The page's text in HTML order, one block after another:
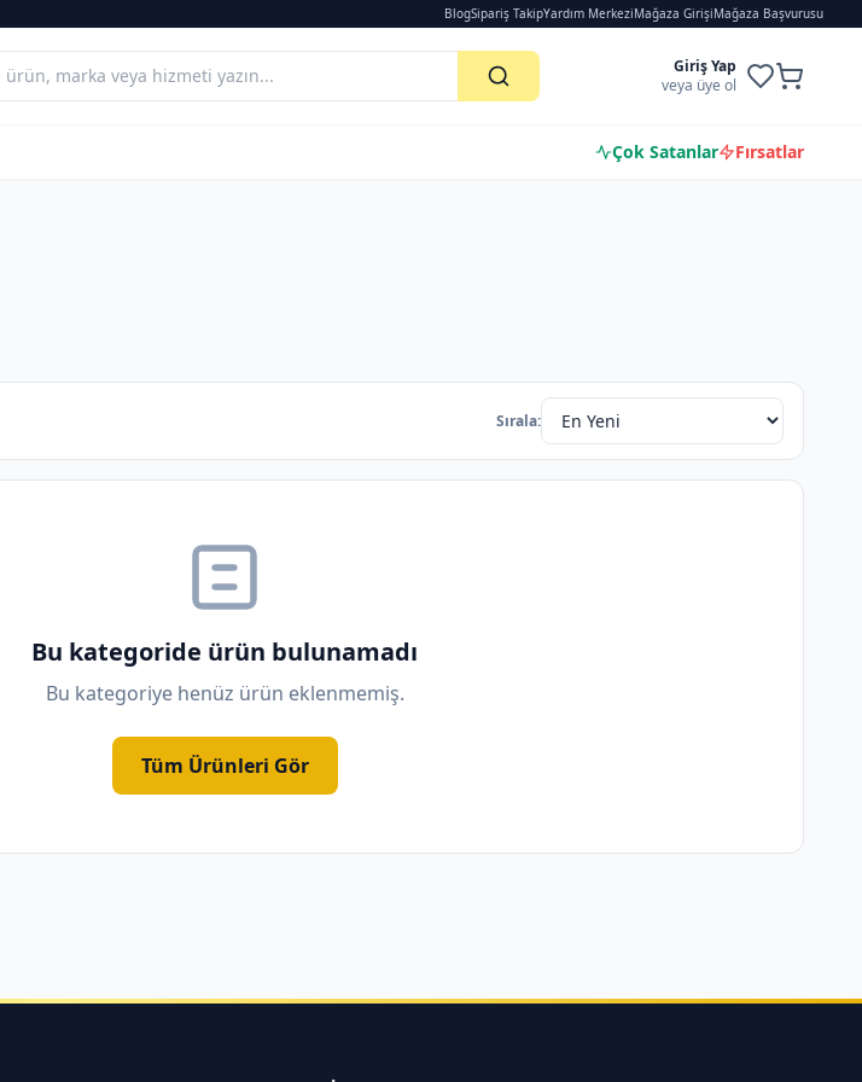
BlogSipariş TakipYardım MerkeziMağaza GirişiMağaza Başvurusu
Giriş Yap
veya üye ol
Çok Satanlar Fırsatlar
Sırala:
Bu kategoride ürün bulunamadı
Bu kategoriye henüz ürün eklenmemiş.
Tüm Ürünleri Gör